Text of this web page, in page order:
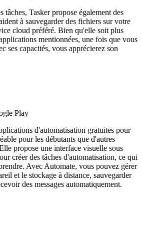
tâches, Tasker propose également des
à sauvegarder des fichiers sur votre
cloud préféré. Bien qu'elle soit plus
mentionnées, une fois que vous
ses capacités, vous apprécierez son
Play
d'automatisation gratuites pour
pour les débutants que d'autres
propose une interface visuelle sous
créer des tâches d'automatisation, ce qui
Avec Automate, vous pouvez gérer
et le stockage à distance, sauvegarder
des messages automatiquement.